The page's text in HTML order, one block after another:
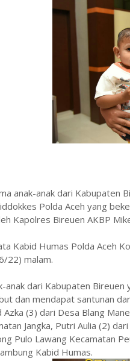
anak-anak dari Kabupaten
Polda Aceh yang
Kapolres Bireuen AKBP
Kabid Humas Polda Aceh
22) malam.
anak dari Kabupaten
dan mendapat santunan
Azka (3) dari Desa Blang
Jangka, Putri Aulia (2)
Pulo Lawang Kecamatan
Kabid Humas.